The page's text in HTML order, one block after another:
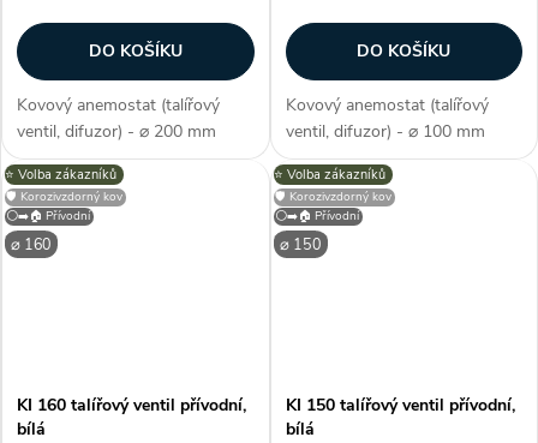
DO KOŠÍKU
Kovový anemostat (talířový
ventil, difuzor) - ⌀ 200 mm
(průměr), barva bílá (jako RAL
9016), přívodní, ocel potažená
polymerem, na stěnu / strop,
kruhový, regulace průtoku,...
DO KOŠÍKU
Kovový anemostat (talířový
ventil, difuzor) - ⌀ 100 mm
(průměr), barva bílá (jako RAL
9016), přívodní, ocel potažená
polymerem, na stěnu / strop,
kruhový, regulace průtoku,...
⭐️ Volba zákazníků
⌀ 160
⚪➡️🏠 Přívodní
🛡️ Korozivzdorný kov
KI 160 talířový ventil přívodní,
bílá
⌀ 150
⭐️ Volba zákazníků
⚪➡️🏠 Přívodní
🛡️ Korozivzdorný kov
KI 150 talířový ventil přívodní,
bílá